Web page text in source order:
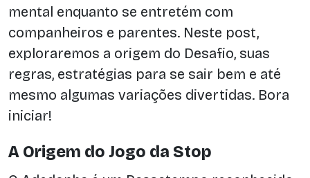
mental enquanto se entretém com
companheiros e parentes. Neste post,
exploraremos a origem do Desafio, suas
regras, estratégias para se sair bem e até
mesmo algumas variações divertidas. Bora
iniciar!
A Origem do Jogo da Stop